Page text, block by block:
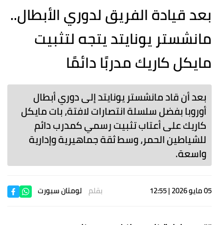
بعد قيادة الفريق لدوري الأبطال..
مانشستر يونايتد يتجه لتثبيت
مايكل كاريك مدربًا دائمًا
بعد أن قاد مانشستر يونايتد إلى دوري أبطال
أوروبا بفضل سلسلة انتصارات لافتة، بات مايكل
كاريك على أعتاب تثبيت رسمي كمدرب دائم
للشياطين الحمر، وسط ثقة جماهيرية وإدارية
واسعة.
05 مايو 2026 | 12:55 بقلم لومتان سبورت